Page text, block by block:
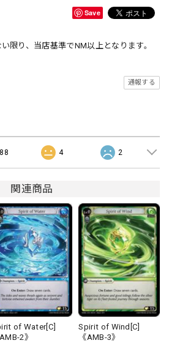
Save
限り、当店基準でNM以上となります。
通報する
4 2
関連商品
of Water[C]
AMB-2》
Spirit of Wind[C]
《AMB-3》